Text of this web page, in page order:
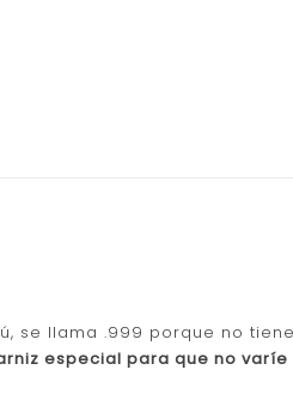
se llama .999 porque no
especial para que no